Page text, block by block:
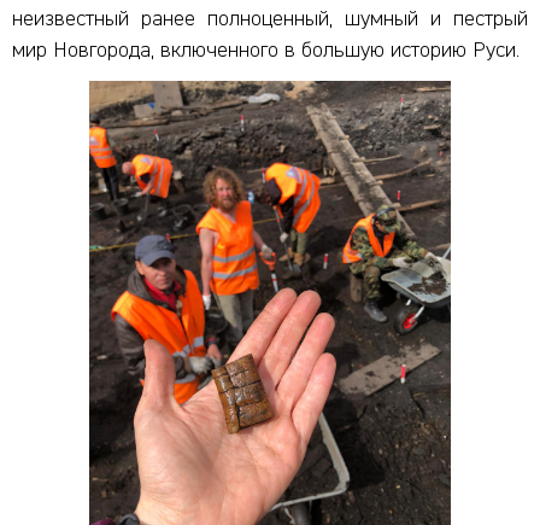
неизвестный ранее полноценный, шумный и пестрый
мир Новгорода, включенного в большую историю Руси.